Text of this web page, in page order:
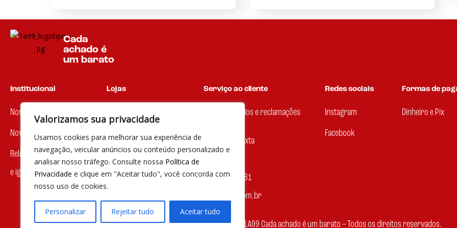
Valorizamos sua privacidade
Usamos cookies para melhorar sua experiência de
navegação, veicular anúncios ou conteúdo personalizado e
analisar nosso tráfego. Consulte nossa Política de
Privacidade e clique em "Aceitar tudo", você concorda com
nosso uso de cookies.
Personalizar Rejeitar tudo Aceitar tudo
Cada
achado é
um barato
Institucional
Nossa história
Nova marca
Relatório de transparência
e igualdade salarial
Lojas
Encontre uma loja
Serviço ao cliente
Dúvidas, elogios e reclamações
Segunda a Sexta
(19) 3014-8081
sac@1a99.com.br
Redes sociais
Instagram
Facebook
Formas de
Dinheiro e Pix
© 2023 por Agência Maples. Loja 1A99 Cada achado é um barato – Todos os direitos reservados.